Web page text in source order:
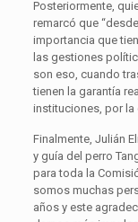
Posteriormente,
remarcó que
importancia que
las gestiones
son eso, cuando
tienen la garantía
instituciones, por la
Finalmente, Julián
y guía del perro
para toda la
somos muchas
años y este